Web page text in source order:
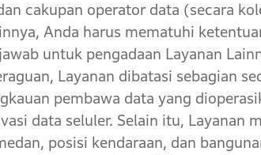
cakupan operator data (secara
Anda harus mematuhi
untuk pengadaan Layanan
Layanan dibatasi sebagian
pembawa data yang
data seluler. Selain itu, Layanan
posisi kendaraan, dan